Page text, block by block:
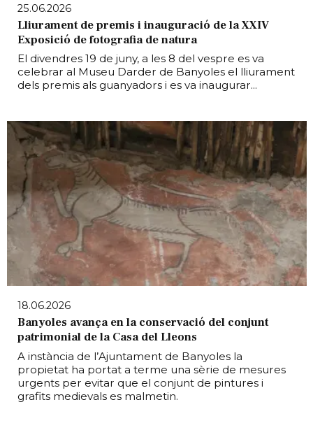
25.06.2026
Lliurament de premis i inauguració de la XXIV
Exposició de fotografia de natura
El divendres 19 de juny, a les 8 del vespre es va
celebrar al Museu Darder de Banyoles el lliurament
dels premis als guanyadors i es va inaugurar...
18.06.2026
Banyoles avança en la conservació del conjunt
patrimonial de la Casa del Lleons
A instància de l’Ajuntament de Banyoles la
propietat ha portat a terme una sèrie de mesures
urgents per evitar que el conjunt de pintures i
grafits medievals es malmetin.